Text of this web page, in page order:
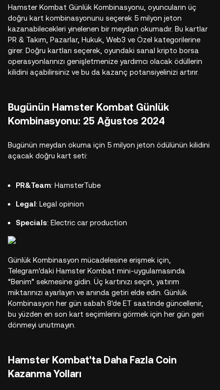
Hamster Kombat Günlük Kombinasyonu, oyuncuların üç
doğru kart kombinasyonunu seçerek 5 milyon jeton
kazanabilecekleri yinelenen bir meydan okumadır. Bu kartlar
PR & Takım, Pazarlar, Hukuk, Web3 ve Özel kategorilerine
girer. Doğru kartları seçerek, oyundaki sanal kripto borsa
operasyonlarınızı genişletmenize yardımcı olacak ödüllerin
kilidini açabilirsiniz ve bu da kazanç potansiyelinizi artırır.
Bugünün Hamster Kombat Günlük
Kombinasyonu: 25 Ağustos 2024
Bugünün meydan okuma için 5 milyon jeton ödülünün kilidini
açacak doğru kart seti:
PR&Team: HamsterTube
Legal: Legal opinion
Specials: Electric car production
Günlük Kombinasyon mücadelesine erişmek için,
Telegram'daki Hamster Kombat mini-uygulamasında
“Benim” sekmesine gidin. Üç kartınızı seçin, yatırım
miktarınızı ayarlayın ve anında getiri elde edin. Günlük
Kombinasyon her gün sabah 8'de ET saatinde güncellenir,
bu yüzden en son kart seçimlerini görmek için her gün geri
dönmeyi unutmayın.
Hamster Kombat'ta Daha Fazla Coin
Kazanma Yolları